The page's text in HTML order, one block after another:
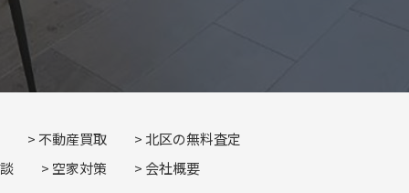
不動産買取
北区の無料査定
空家対策 会社概要